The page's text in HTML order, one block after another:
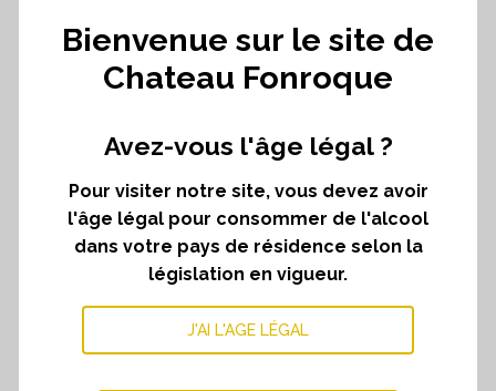
Bienvenue sur le site de
Chateau Fonroque
Avez-vous l'âge légal ?
Pour visiter notre site, vous devez avoir
l'âge légal pour consommer de l'alcool
dans votre pays de résidence selon la
législation en vigueur.
J'AI L'AGE LÉGAL